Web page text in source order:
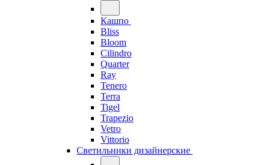
Кашпо
Bliss
Bloom
Cilindro
Quarter
Ray
Tenero
Terra
Tigel
Trapezio
Vetro
Vittorio
Светильники дизайнерские